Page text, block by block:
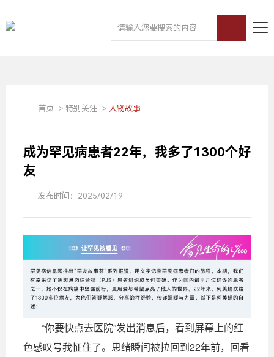
首页 > 特别关注 > 人物故事
成为罕见病患者22年，我多了1300个好
友
发布时间：2025/02/19
“你要快点去医院”发出消息后，看到屏幕上的红
色感叹号我怔住了。思绪瞬间被拉回到22年前，回看